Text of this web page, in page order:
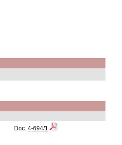
Doc.4-694/1